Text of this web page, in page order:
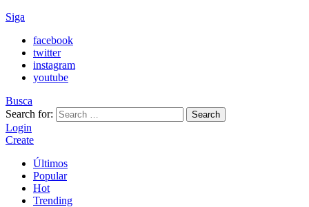
Siga
facebook
twitter
instagram
youtube
Busca
Search for:
Search
Login
Create
Últimos
Popular
Hot
Trending